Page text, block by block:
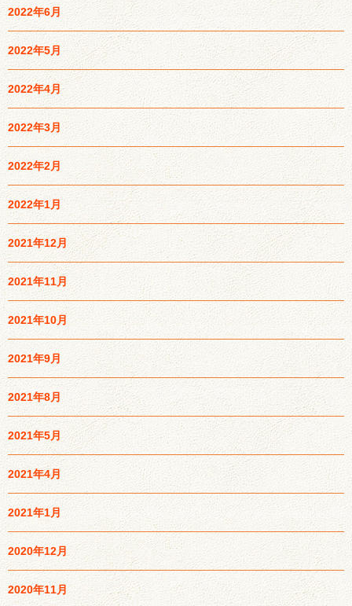
2022年6月
2022年5月
2022年4月
2022年3月
2022年2月
2022年1月
2021年12月
2021年11月
2021年10月
2021年9月
2021年8月
2021年5月
2021年4月
2021年1月
2020年12月
2020年11月